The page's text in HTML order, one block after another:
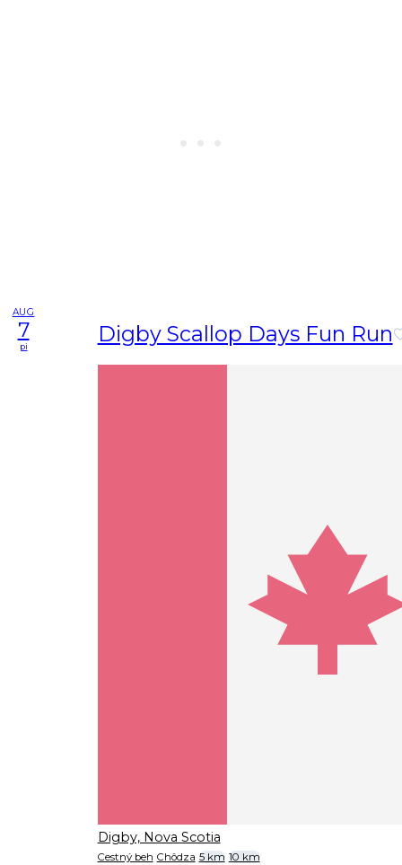
AUG
7
pi Digby Scallop Days Fun Run
Digby, Nova Scotia
Cestný beh Chôdza 5 km 10 km